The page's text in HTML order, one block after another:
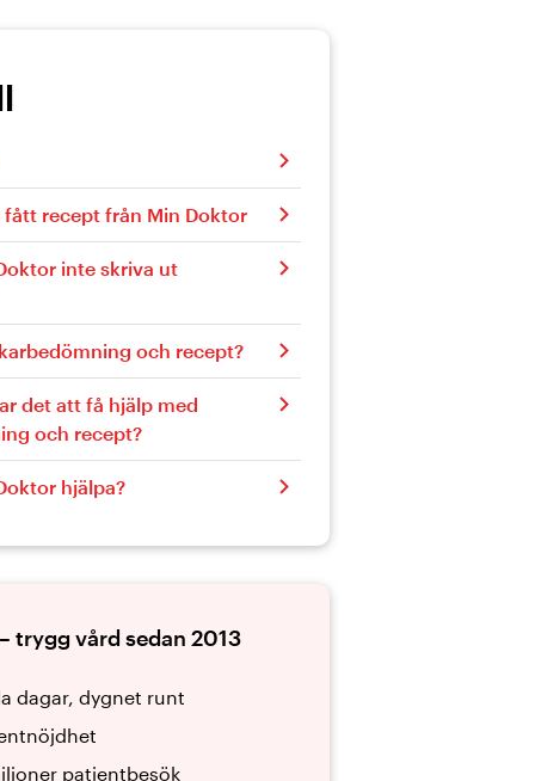
fått recept från Min Doktor
inte skriva ut
och recept?
det att få hjälp med
och recept?
hjälpa?
trygg vård sedan 2013
dagar, dygnet runt
patientbesök